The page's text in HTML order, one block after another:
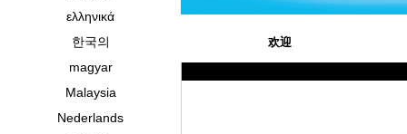
ελληνικά
한국의
magyar
Malaysia
Nederlands
欢迎